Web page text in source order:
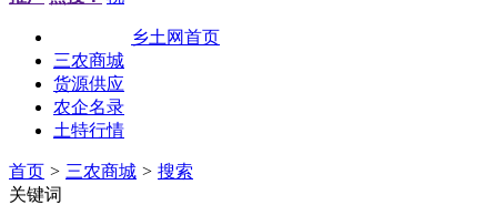
乡土网首页
三农商城
货源供应
农企名录
土特行情
首页 > 三农商城 > 搜索
关键词